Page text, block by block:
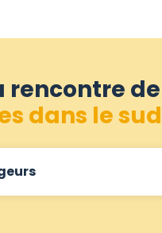
rencontre
dans le